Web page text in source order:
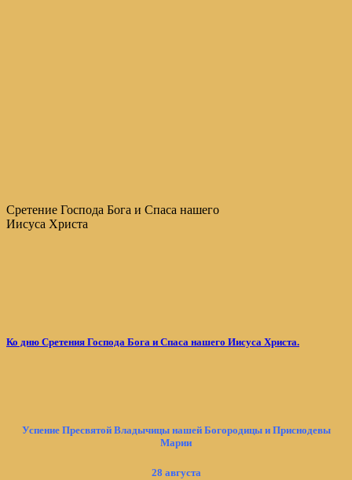
Сретение Господа Бога и Спаса нашего
Иисуса Христа
Ко дню Сретения Господа Бога и Спаса нашего Иисуса Христа.
Успение Пресвятой Владычицы нашей Богородицы и Приснодевы
Марии
28 августа